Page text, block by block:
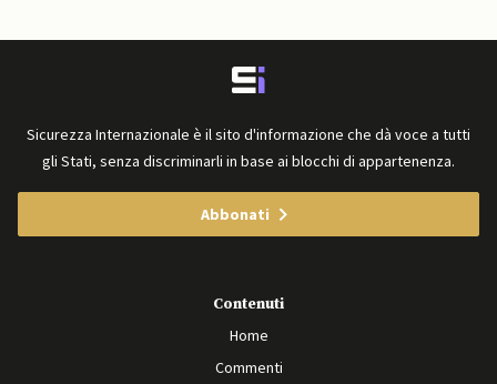
Sicurezza Internazionale è il sito d'informazione che dà voce a tutti
gli Stati, senza discriminarli in base ai blocchi di appartenenza.
Abbonati
Contenuti
Home
Commenti